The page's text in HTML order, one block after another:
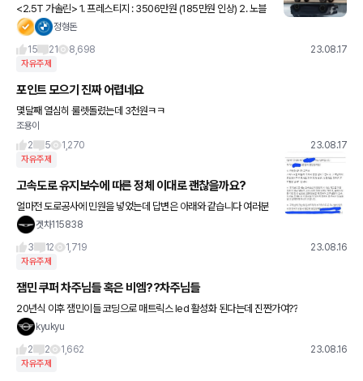
<2.5T 가솔린> 1. 프레스티지 : 3506만원 (185만원 인상) 2. 노블
레스 : 3822만원 (199만원 인상) 3. 시그니처 : 4104만원 (185만
정형돈
15
21 8,698 23.08.17
자유주제
포인트 모으기 진짜 어렵네요
몇달째 열심히 룰렛돌렸는데 3천원ㅋㅋ
조용이
2
5 1,270 23.08.17
자유주제
고속도로 유지보수에 따른 정체 이대로 괜찮을까요?
얼마전 도로공사에 민원을 넣었는데 답변은 아래와 같습니다 여러분
들의 생각은 어떠신가요? 도로공사에서 공지만 하면 운전자들이 불
까요?
겟차115838
3
12 1,719 23.08.16
자유주제
잼민 쿠퍼 차주님들 혹은 비엠??차주님들
20년식 이후 잼민이들 코딩으로 매트릭스 led 활성화 된다는데 진짠가여??
kyukyu
2
2 1,662 23.08.16
자유주제